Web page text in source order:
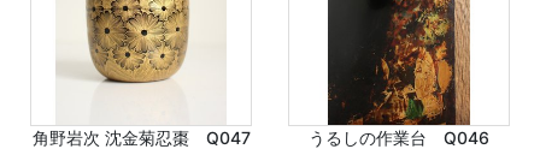
角野岩次 沈金菊忍棗 Q047 うるしの作業台 Q046